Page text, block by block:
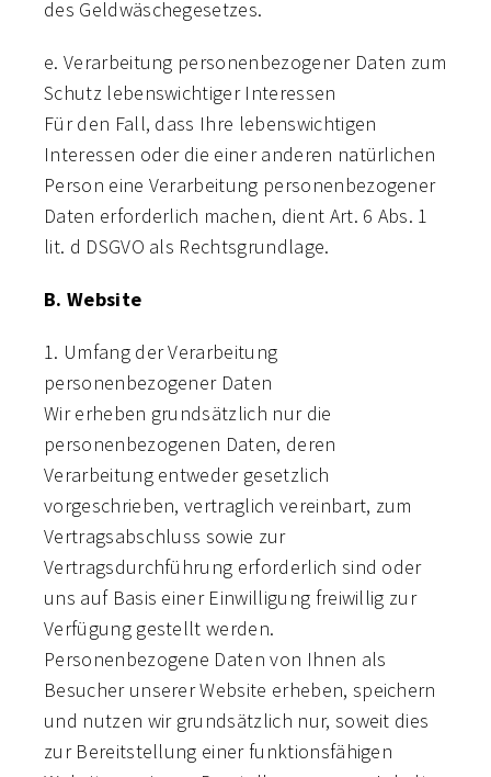
des Geldwäschegesetzes.
e. Verarbeitung personenbezogener Daten zum
Schutz lebenswichtiger Interessen
Für den Fall, dass Ihre lebenswichtigen
Interessen oder die einer anderen natürlichen
Person eine Verarbeitung personenbezogener
Daten erforderlich machen, dient Art. 6 Abs. 1
lit. d DSGVO als Rechtsgrundlage.
B. Website
1. Umfang der Verarbeitung
personenbezogener Daten
Wir erheben grundsätzlich nur die
personenbezogenen Daten, deren
Verarbeitung entweder gesetzlich
vorgeschrieben, vertraglich vereinbart, zum
Vertragsabschluss sowie zur
Vertragsdurchführung erforderlich sind oder
uns auf Basis einer Einwilligung freiwillig zur
Verfügung gestellt werden.
Personenbezogene Daten von Ihnen als
Besucher unserer Website erheben, speichern
und nutzen wir grundsätzlich nur, soweit dies
zur Bereitstellung einer funktionsfähigen